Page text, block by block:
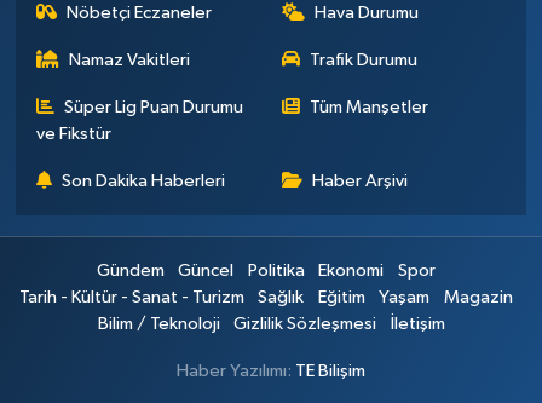
Nöbetçi Eczaneler Hava Durumu
Namaz Vakitleri Trafik Durumu
Süper Lig Puan Durumu
ve Fikstür
Tüm Manşetler
Son Dakika Haberleri Haber Arşivi
Gündem Güncel Politika Ekonomi
Spor
Tarih - Kültür - Sanat - Turizm
Sağlık Eğitim Yaşam
Magazin
Bilim / Teknoloji
Gizlilik Sözleşmesi İletişim
Haber Yazılımı: TE Bilişim